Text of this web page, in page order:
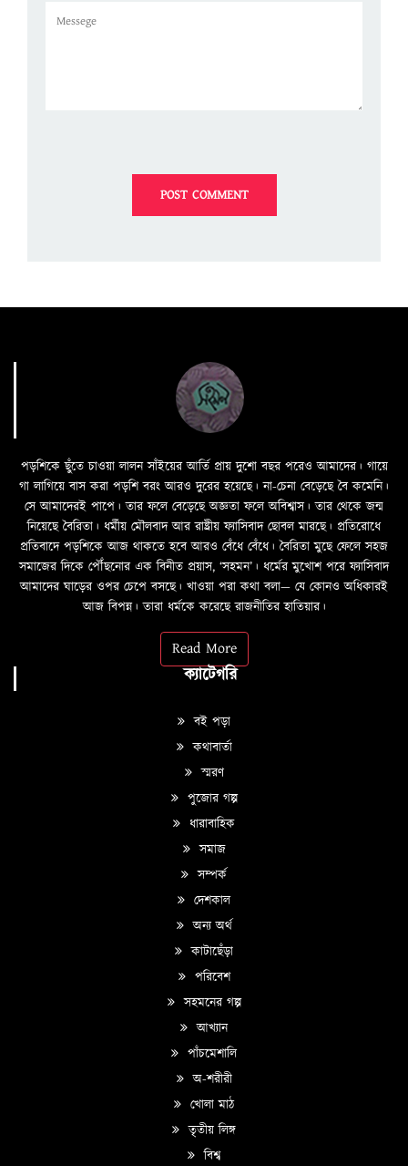
পড়শিকে ছুঁতে চাওয়া লালন সাঁইয়ের আর্তি প্রায় দুশো বছর পরেও আমাদের। গায়ে
গা লাগিয়ে বাস করা পড়শি বরং আরও দুরের হয়েছে। না-চেনা বেড়েছে বৈ কমেনি।
সে আমাদেরই পাপে। তার ফলে বেড়েছে অজ্ঞতা ফলে অবিশ্বাস। তার থেকে জন্ম
নিয়েছে বৈরিতা। ধর্মীয় মৌলবাদ আর রাষ্ট্রীয় ফ্যাসিবাদ ছোবল মারছে। প্রতিরোধে
প্রতিবাদে পড়শিকে আজ থাকতে হবে আরও বেঁধে বেঁধে। বৈরিতা মুছে ফেলে সহজ
সমাজের দিকে পৌঁছনোর এক বিনীত প্রয়াস, ‘সহমন’। ধর্মের মুখোশ পরে ফ্যাসিবাদ
আমাদের ঘাড়ের ওপর চেপে বসছে। খাওয়া পরা কথা বলা—­­ যে কোনও অধিকারই
আজ বিপন্ন। তারা ধর্মকে করেছে রাজনীতির হাতিয়ার।
Read More
ক্যাটেগরি
বই পড়া
কথাবার্তা
স্মরণ
পুজোর গল্প
ধারাবাহিক
সমাজ
সম্পর্ক
দেশকাল
অন্য অর্থ
কাটাছেঁড়া
পরিবেশ
সহমনের গল্প
আখ্যান
পাঁচমেশালি
অ-শরীরী
খোলা মাঠ
তৃতীয় লিঙ্গ
বিশ্ব